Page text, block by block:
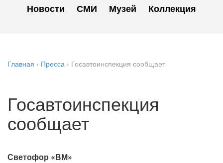
Новости
СМИ Музей Коллекция
Главная › Пресса › Госавтоинспекция сообщает
Госавтоинспекция
сообщает
Светофор «ВМ»